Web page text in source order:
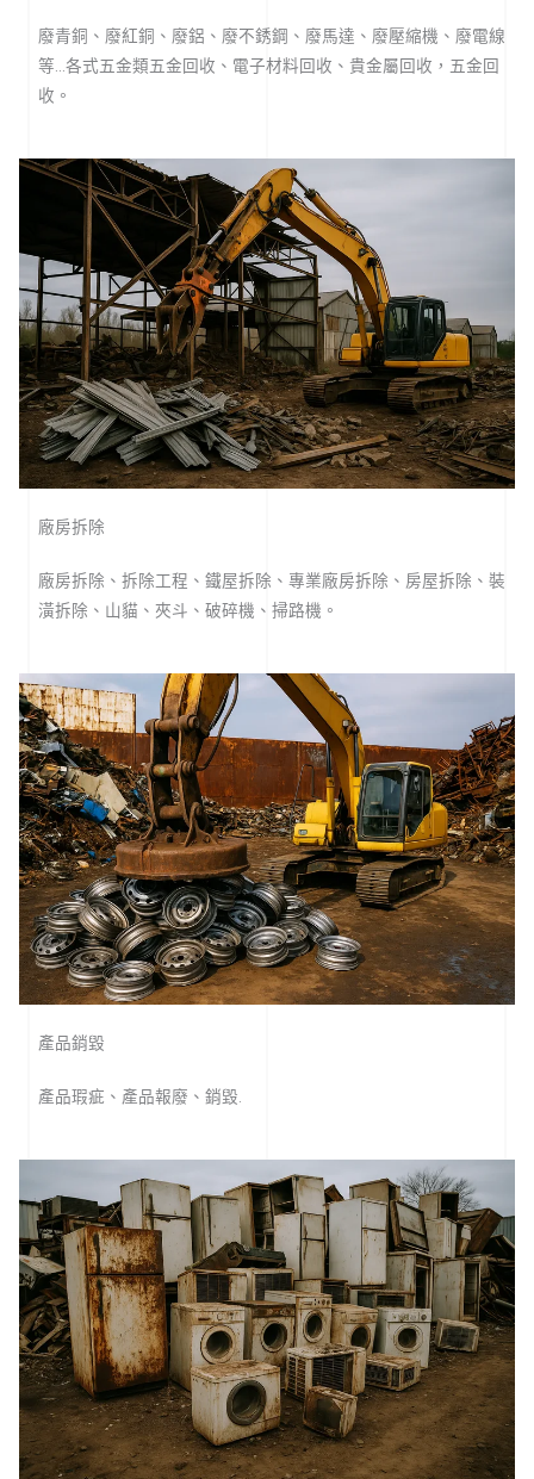
廢青銅、廢紅銅、廢鋁、廢不銹鋼、廢馬達、廢壓縮機、廢電線
等…各式五金類五金回收、電子材料回收、貴金屬回收，五金回
收。
廠房拆除
廠房拆除、拆除工程、鐵屋拆除、專業廠房拆除、房屋拆除、裝
潢拆除、山貓、夾斗、破碎機、掃路機。
產品銷毀
產品瑕疵、產品報廢、銷毀.